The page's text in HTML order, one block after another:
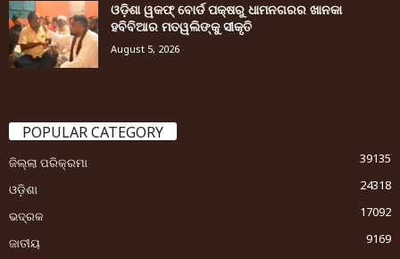
ଓଡ଼ିଶା ୱକଫ୍ ବୋର୍ଡ ପକ୍ଷରୁ ଧାମନଗରର ଖାନକା
ହବିବିଆର ମତୱଲିଙ୍କୁ ସୀକୃତି
August 5, 2026
POPULAR CATEGORY
ଜିଲ୍ଲା ପରିକ୍ରମା
39135
ଓଡ଼ିଶା
24318
ଭଦ୍ରକ
17092
ଜାତୀୟ
9169